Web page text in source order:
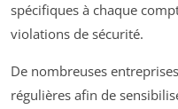
spécifiques à chaque
violations de sécurité.
De nombreuses
régulières afin de